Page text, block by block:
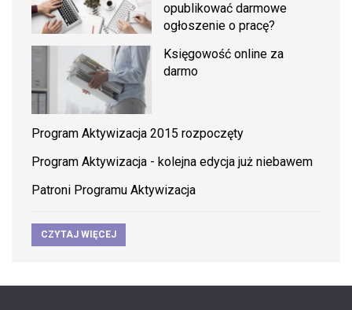
opublikować darmowe
ogłoszenie o pracę?
Księgowość online za
darmo
Program Aktywizacja 2015 rozpoczęty
Program Aktywizacja - kolejna edycja już niebawem
Patroni Programu Aktywizacja
CZYTAJ WIĘCEJ